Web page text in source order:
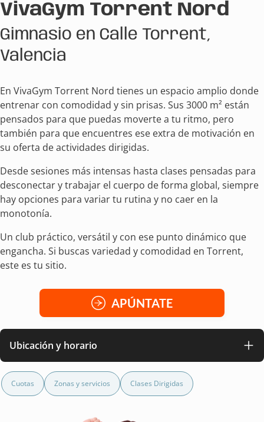
VivaGym Torrent Nord
Gimnasio en Calle Torrent,
Valencia
En VivaGym Torrent Nord tienes un espacio amplio donde
entrenar con comodidad y sin prisas. Sus 3000 m² están
pensados para que puedas moverte a tu ritmo, pero
también para que encuentres ese extra de motivación en
su oferta de actividades dirigidas.
Desde sesiones más intensas hasta clases pensadas para
desconectar y trabajar el cuerpo de forma global, siempre
hay opciones para variar tu rutina y no caer en la
monotonía.
Un club práctico, versátil y con ese punto dinámico que
engancha. Si buscas variedad y comodidad en Torrent,
este es tu sitio.
APÚNTATE
Ubicación y horario
Cuotas Zonas y servicios Clases Dirigidas